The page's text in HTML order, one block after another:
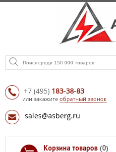
+7 (495) 183-38-83
или закажите обратный звонок
sales@asberg.ru
Корзина товаров (0)